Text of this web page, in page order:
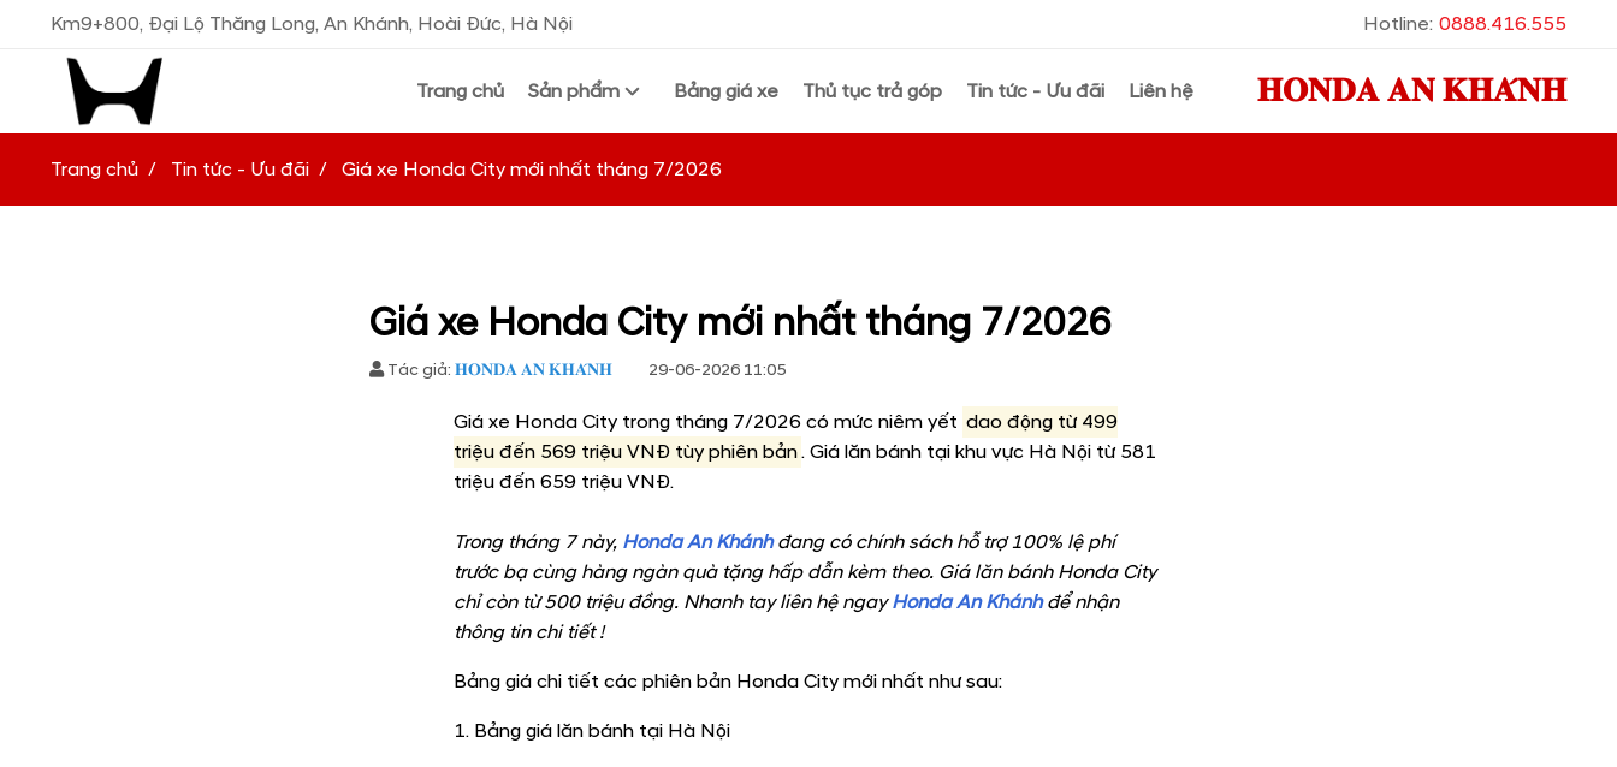
Km9+800, Đại Lộ Thăng Long, An Khánh, Hoài Đức, Hà Nội Hotline: 0888.416.555
Trang chủ Sản phẩm Bảng giá xe Thủ tục trả góp Tin tức - Ưu đãi Liên hệ 𝐇𝐎𝐍𝐃𝐀 𝐀𝐍 𝐊𝐇𝐀́𝐍𝐇
Trang chủ Tin tức - Ưu đãi Giá xe Honda City mới nhất tháng 7/2026
Giá xe Honda City mới nhất tháng 7/2026
Tác giả: 𝐇𝐎𝐍𝐃𝐀 𝐀𝐍 𝐊𝐇𝐀́𝐍𝐇 29-06-2026 11:05
Giá xe Honda City trong tháng 7/2026 có mức niêm yết dao động từ 499
triệu đến 569 triệu VNĐ tùy phiên bản. Giá lăn bánh tại khu vực Hà Nội từ 581
triệu đến 659 triệu VNĐ.
Trong tháng 7 này, Honda An Khánhđang có chính sách hỗ trợ 100% lệ phí
trước bạ cùng hàng ngàn quà tặng hấp dẫn kèm theo. Giá lăn bánh Honda City
chỉ còn từ 500 triệu đồng. Nhanh tay liên hệ ngayHonda An Khánhđể nhận
thông tin chi tiết !
Bảng giá chi tiết các phiên bản Honda City mới nhất như sau:
1. Bảng giá lăn bánh tại Hà Nội